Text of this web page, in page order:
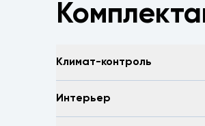
Климат-контроль
Интерьер